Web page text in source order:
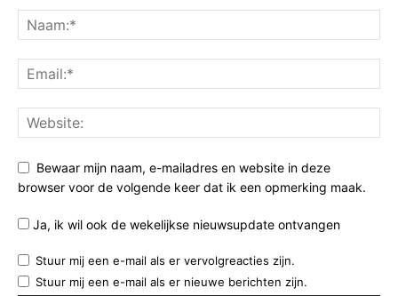
Bewaar mijn naam, e-mailadres en website in deze
browser voor de volgende keer dat ik een opmerking maak.
Ja, ik wil ook de wekelijkse nieuwsupdate ontvangen
Stuur mij een e-mail als er vervolgreacties zijn.
Stuur mij een e-mail als er nieuwe berichten zijn.